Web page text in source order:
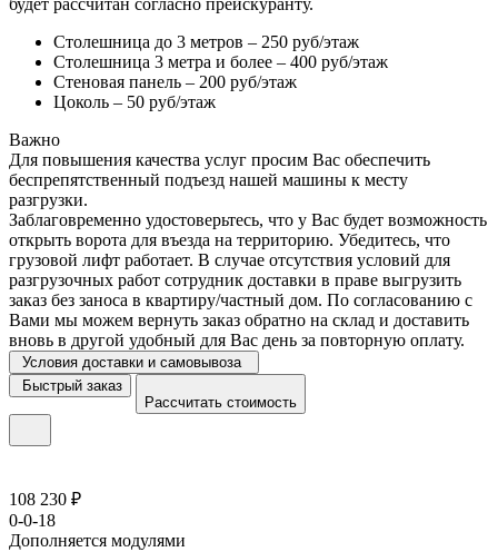
будет рассчитан согласно прейскуранту.
Столешница до 3 метров – 250 руб/этаж
Столешница 3 метра и более – 400 руб/этаж
Стеновая панель – 200 руб/этаж
Цоколь – 50 руб/этаж
Важно
Для повышения качества услуг просим Вас обеспечить
беспрепятственный подъезд нашей машины к месту
разгрузки.
Заблаговременно удостоверьтесь, что у Вас будет возможность
открыть ворота для въезда на территорию. Убедитесь, что
грузовой лифт работает. В случае отсутствия условий для
разгрузочных работ сотрудник доставки в праве выгрузить
заказ без заноса в квартиру/частный дом. По согласованию с
Вами мы можем вернуть заказ обратно на склад и доставить
вновь в другой удобный для Вас день за повторную оплату.
Условия доставки и самовывоза
Быстрый заказ
Рассчитать стоимость
108 230 ₽
0-0-18
Дополняется модулями